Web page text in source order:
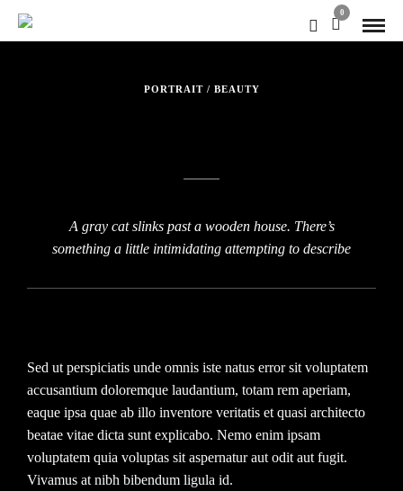
0
PORTRAIT / BEAUTY
A gray cat slinks past a wooden house. There’s
something a little intimidating attempting to describe
Sed ut perspiciatis unde omnis iste natus error sit voluptatem
accusantium doloremque laudantium, totam rem aperiam,
eaque ipsa quae ab illo inventore veritatis et quasi architecto
beatae vitae dicta sunt explicabo. Nemo enim ipsam
voluptatem quia voluptas sit aspernatur aut odit aut fugit.
Vivamus at nibh bibendum ligula id.